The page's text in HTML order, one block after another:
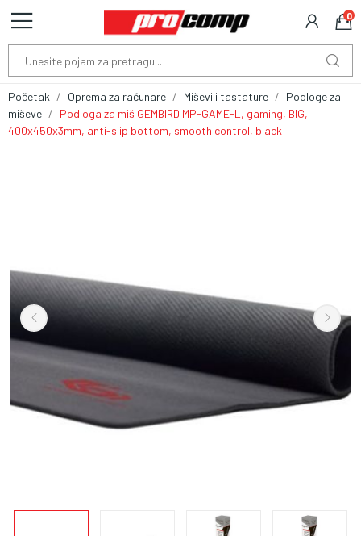
0
Početak Oprema za računare Miševi i tastature
Podloge za
miševe
Podloga za miš GEMBIRD MP-GAME-L, gaming, BIG,
400x450x3mm, anti-slip bottom, smooth control, black